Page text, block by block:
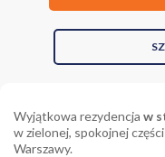
Wyjątkowa rezydencja w
w zielonej, spokojnej
Warszawy.